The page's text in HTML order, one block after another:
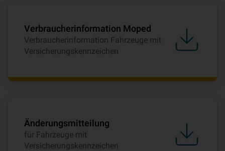
Verbraucherinformation Moped
Verbraucherinformation Fahrzeuge mit
Versicherungskennzeichen
Änderungsmitteilung
für Fahrzeuge mit
Versicherungskennzeichen